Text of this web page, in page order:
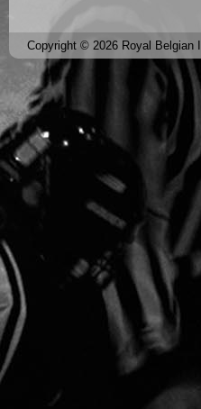
Copyright © 2026 Royal Belgian